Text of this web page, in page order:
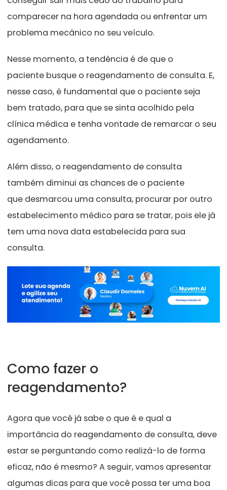
comparecer na hora agendada ou enfrentar um
problema mecânico no seu veículo.
Nesse momento, a tendência é de que o
paciente busque o reagendamento de consulta. E,
nesse caso, é fundamental que o paciente seja
bem tratado, para que se sinta acolhido pela
clínica médica e tenha vontade de remarcar o seu
agendamento.
Além disso, o reagendamento de consulta
também diminui as chances de o paciente
que desmarcou uma consulta, procurar por outro
estabelecimento médico para se tratar, pois ele já
tem uma nova data estabelecida para sua
consulta.
Como fazer o
reagendamento?
Agora que você já sabe o que é e qual a
importância do reagendamento de consulta, deve
estar se perguntando como realizá-lo de forma
eficaz, não é mesmo? A seguir, vamos apresentar
algumas dicas para que você possa ter uma boa